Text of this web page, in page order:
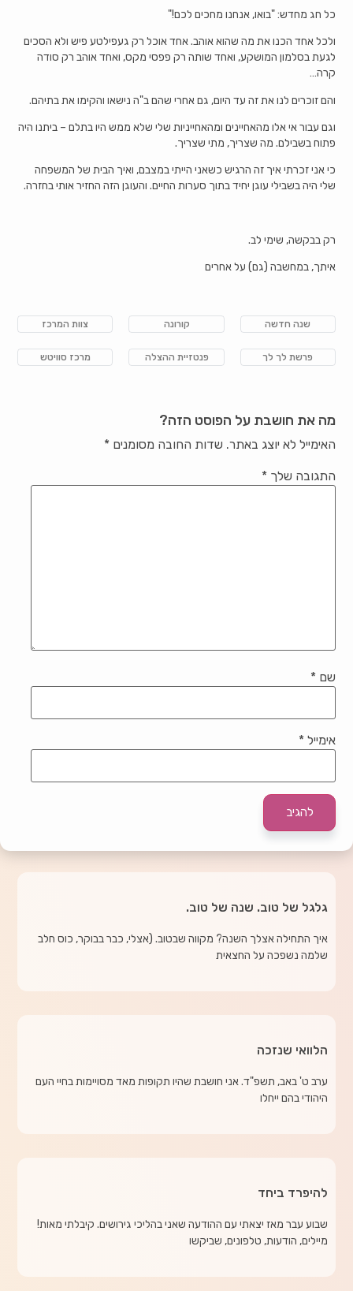
כל חג מחדש: "בואו, אנחנו מחכים לכם!"
ולכל אחד הכנו את מה שהוא אוהב. אחד אוכל רק געפילטע פיש ולא הסכים
לגעת בסלמון המושקע, ואחד שותה רק פפסי מקס, ואחד אוהב רק סודה
קרה…
והם זוכרים לנו את זה עד היום, גם אחרי שהם ב"ה נישאו והקימו את בתיהם.
וגם עבור אי אלו מהאחיינים ומהאחייניות שלי שלא ממש היו בתלם – ביתנו היה
פתוח בשבילם. מה שצריך, מתי שצריך.
כי אני זכרתי איך זה הרגיש כשאני הייתי במצבם, ואיך הבית של המשפחה
שלי היה בשבילי עוגן יחיד בתוך סערות החיים. והעוגן הזה החזיר אותי בחזרה.
רק בבקשה, שימי לב.
איתך, במחשבה (גם) על אחרים
שנה חדשה קורונה צוות המרכז
פרשת לך לך פנטזיית ההצלה מרכז סוויטש
מה את חושבת על הפוסט הזה?
האימייל לא יוצג באתר. שדות החובה מסומנים*
התגובה שלך*
שם*
אימייל*
גלגל של טוב. שנה של טוב.
איך התחילה אצלך השנה? מקווה שבטוב. (אצלי, כבר בבוקר, כוס חלב
שלמה נשפכה על החצאית
הלוואי שנזכה
ערב ט' באב, תשפ"ד. אני חושבת שהיו תקופות מאד מסויימות בחיי העם
היהודי בהם ייחלו
להיפרד ביחד
שבוע עבר מאז יצאתי עם ההודעה שאני בהליכי גירושים. קיבלתי מאות!
מיילים, הודעות, טלפונים, שביקשו